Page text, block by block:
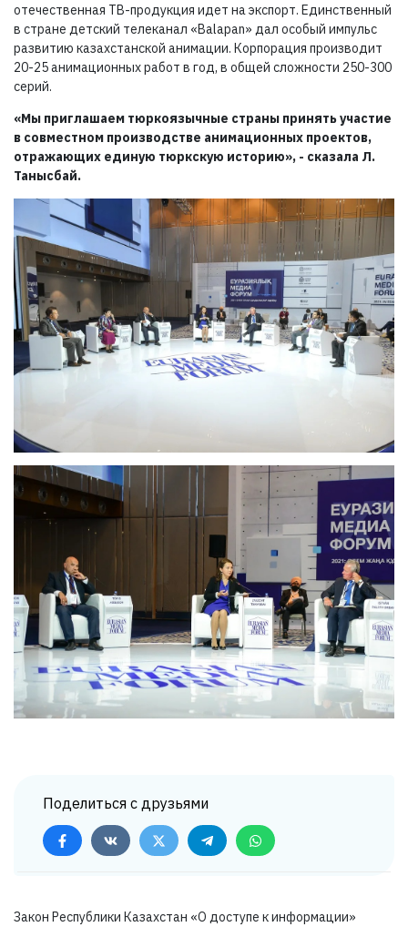
отечественная ТВ-продукция идет на экспорт. Единственный
в стране детский телеканал «Balapan» дал особый импульс
развитию казахстанской анимации. Корпорация производит
20-25 анимационных работ в год, в общей сложности 250-300
серий.
«Мы приглашаем тюркоязычные страны принять участие
в совместном производстве анимационных проектов,
отражающих единую тюркскую историю», - сказала Л.
Танысбай.
Поделиться с друзьями
Закон Республики Казахстан «О доступе к информации»